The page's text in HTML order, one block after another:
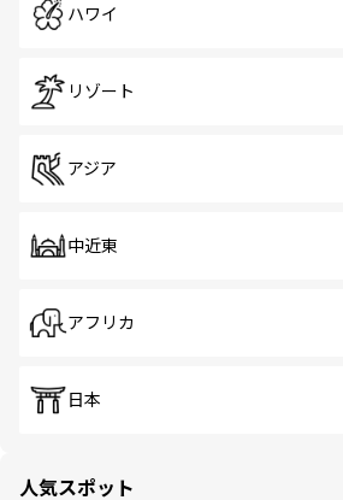
ハワイ
リゾート
アジア
中近東
アフリカ
日本
人気スポット